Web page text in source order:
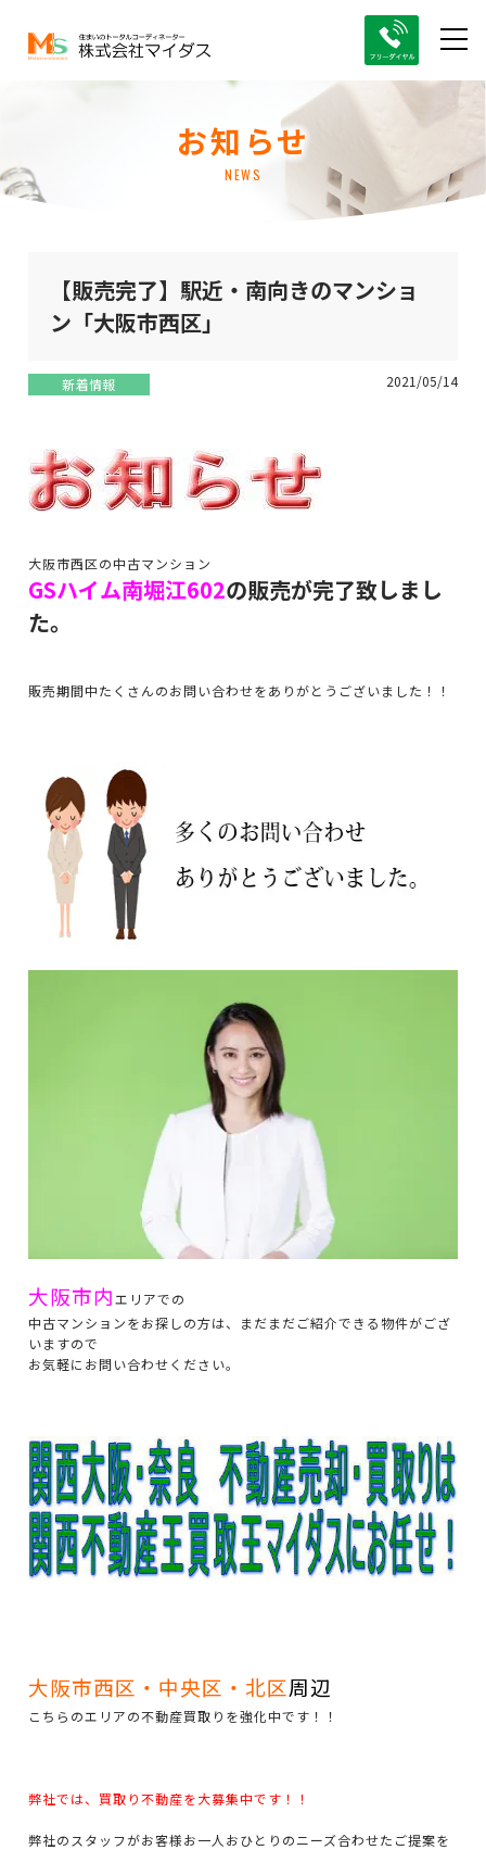
お知らせ
NEWS
【販売完了】駅近・南向きのマンショ
ン「大阪市西区」
新着情報 2021/05/14
大阪市西区の中古マンション
GSハイム南堀江602の販売が完了致しまし
た。
販売期間中たくさんのお問い合わせをありがとうございました！！
大阪市内エリアでの
中古マンションをお探しの方は、まだまだご紹介できる物件がござ
いますので
お気軽にお問い合わせください。
大阪市西区・中央区・北区周辺
こちらのエリアの不動産買取りを強化中です！！
弊社では、買取り不動産を大募集中です！！
弊社のスタッフがお客様お一人おひとりのニーズ合わせたご提案を